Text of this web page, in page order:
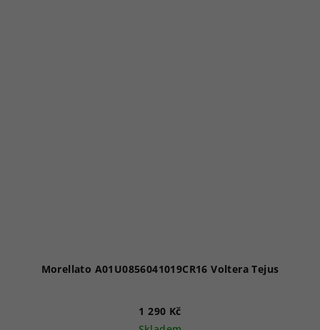
Morellato A01U0856041019CR16 Voltera Tejus
1 290 Kč